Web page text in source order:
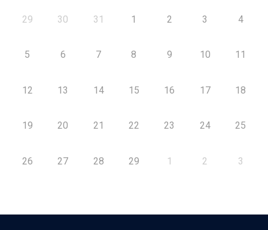
29 30 31 1 2 3 4
5 6 7 8 9 10 11
12 13 14 15 16 17 18
19 20 21 22 23 24 25
26 27 28 29 1 2 3